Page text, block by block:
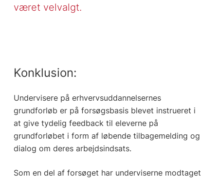
været velvalgt.
Konklusion:
Undervisere på erhvervsuddannelsernes
grundforløb er på forsøgsbasis blevet instrueret i
at give tydelig feedback til eleverne på
grundforløbet i form af løbende tilbagemelding og
dialog om deres arbejdsindsats.
Som en del af forsøget har underviserne modtaget